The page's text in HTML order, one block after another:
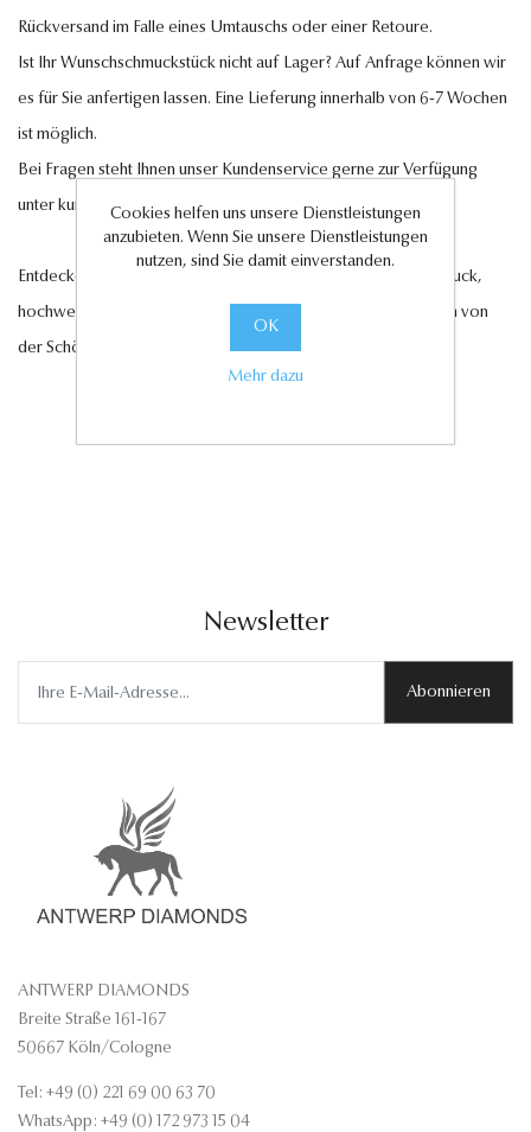
Rückversand im Falle eines Umtauschs oder einer Retoure.
Ist Ihr Wunschschmuckstück nicht auf Lager? Auf Anfrage können wir
es für Sie anfertigen lassen. Eine Lieferung innerhalb von 6-7 Wochen
ist möglich.
Bei Fragen steht Ihnen unser Kundenservice gerne zur Verfügung
unter kundenservice@antwerp-diamonds.de.
Entdecken Sie jetzt unsere exquisite Auswahl an Diamantschmuck,
hochwertigen Edelsteinen und edlen Perlen und lassen Sie sich von
der Schönheit und Eleganz unserer Kollektionen verzaubern.
Newsletter
Abonnieren
ANTWERP DIAMONDS
Breite Straße 161-167
50667 Köln/Cologne
Tel: +49 (0) 221 69 00 63 70
WhatsApp: +49 (0) 172 973 15 04
Cookies helfen uns unsere Dienstleistungen
anzubieten. Wenn Sie unsere Dienstleistungen
nutzen, sind Sie damit einverstanden.
OK
Mehr dazu